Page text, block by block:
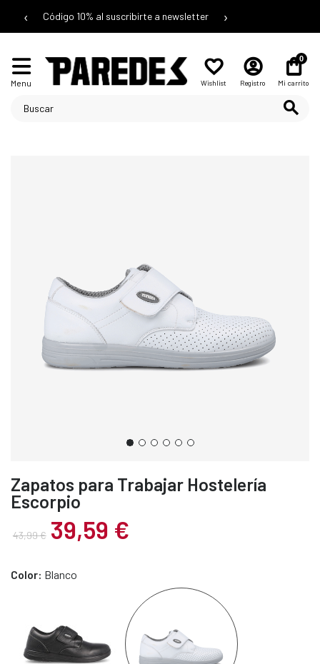
‹ Código 10% al suscribirte a newsletter ›
Menu Wishlist Registro
0
Mi carrito
Zapatos para Trabajar Hostelería
Escorpio
43,99 € 39,59 €
Color: Blanco